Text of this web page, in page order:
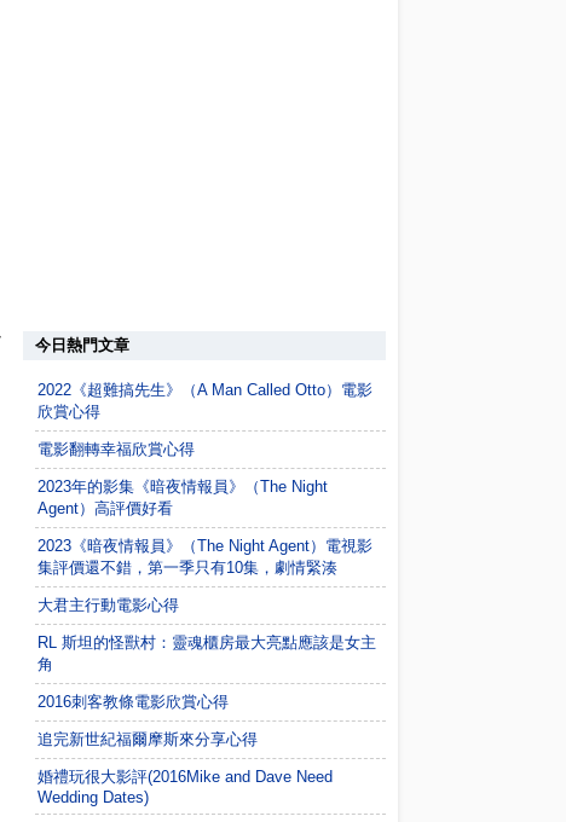
今日熱門文章
2022《超難搞先生》（A Man Called Otto）電影
欣賞心得
電影翻轉幸福欣賞心得
2023年的影集《暗夜情報員》（The Night
Agent）高評價好看
2023《暗夜情報員》（The Night Agent）電視影
集評價還不錯，第一季只有10集，劇情緊湊
大君主行動電影心得
RL 斯坦的怪獸村：靈魂櫃房最大亮點應該是女主
角
2016刺客教條電影欣賞心得
追完新世紀福爾摩斯來分享心得
婚禮玩很大影評(2016Mike and Dave Need
Wedding Dates)